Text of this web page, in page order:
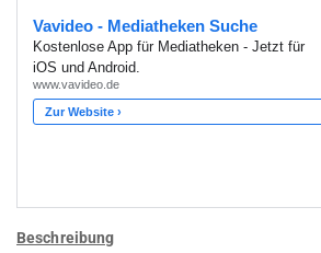
Beschreibung